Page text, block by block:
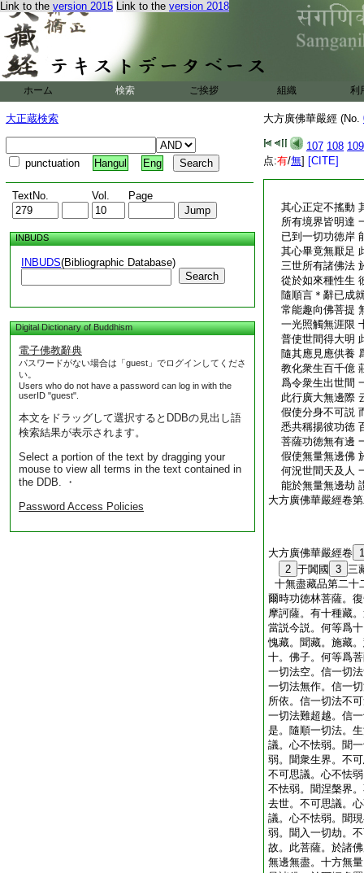
Link to the version 2015 Link to the version 2018
ホーム 検索 ご挨拶 組織 利
大正蔵検索
punctuation Hangul Eng
TextNo. Vol. Page
INBUDS
INBUDS(Bibliographic Database)
Search
Digital Dictionary of Buddhism
電子佛教辭典
パスワードがない場合は「guest」でログインしてくださ
い。
Users who do not have a password can log in with the
userID "guest".
本文をドラッグして選択するとDDBの見出し語
検索結果が表示されます。
Select a portion of the text by dragging your
mouse to view all terms in the text contained in
the DDB. ・
Password Access Policies
大方廣佛華嚴經 (No.
107 108 109
点:有/無] [CITE]
其心正定不搖動
所有境界皆明達
已到一切功徳岸
其心畢竟無厭足
三世所有諸佛法
從於如來種性生
隨順言＊辭已成
常能趣向佛菩提
一光照觸無涯限
普使世間得大明
隨其應見應供養
教化衆生百千億
爲令衆生出世間
此行廣大無邊際
假使分身不可説
悉共稱揚彼功徳
菩薩功徳無有邊
假使無量無邊佛
何況世間天及人
能於無量無邊劫
大方廣佛華嚴經卷
大方廣佛華嚴經卷 1
2 于闐國 3 三
十無盡藏品第二十
爾時功徳林菩薩。
摩訶薩。有十種藏
當説今説。何等爲
愧藏。聞藏。施藏
十。佛子。何等爲
一切法空。信一切
一切法無作。信一
所依。信一切法不
一切法難超越。信
是。隨順一切法。
議。心不怯弱。聞
弱。聞衆生界。不
不可思議。心不怯
不怯弱。聞涅槃界
去世。不可思議。
議。心不怯弱。聞
弱。聞入一切劫。
故。此菩薩。於諸
無邊無盡。十方無